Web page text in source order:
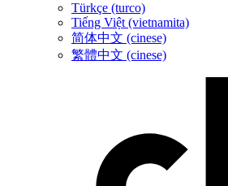
Türkçe (turco)
Tiếng Việt (vietnamita)
简体中文 (cinese)
繁體中文 (cinese)